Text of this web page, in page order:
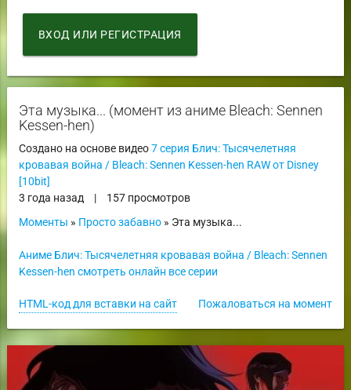
ВХОД ИЛИ РЕГИСТРАЦИЯ
Эта музыка... (момент из аниме Bleach: Sennen
Kessen-hen)
Создано на основе видео7 серия Блич: Тысячелетняя
кровавая война / Bleach: Sennen Kessen-hen RAW от Disney
[10bit]
3 года назад
|
157 просмотров
Моменты » Просто забавно» Эта музыка...
Аниме Блич: Тысячелетняя кровавая война / Bleach: Sennen
Kessen-hen смотреть онлайн все серии
Пожаловаться на момент
HTML-код для вставки на сайт